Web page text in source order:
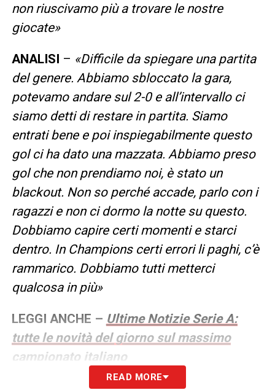
non riuscivamo più a trovare le nostre
giocate»
ANALISI – «Difficile da spiegare una partita
del genere. Abbiamo sbloccato la gara,
potevamo andare sul 2-0 e all’intervallo ci
siamo detti di restare in partita. Siamo
entrati bene e poi inspiegabilmente questo
gol ci ha dato una mazzata. Abbiamo preso
gol che non prendiamo noi, è stato un
blackout. Non so perché accade, parlo con i
ragazzi e non ci dormo la notte su questo.
Dobbiamo capire certi momenti e starci
dentro. In Champions certi errori li paghi, c’è
rammarico. Dobbiamo tutti metterci
qualcosa in più»
LEGGI ANCHE – Ultime Notizie Serie A:
tutte le novità del giorno sul massimo
campionato italiano
READ MORE